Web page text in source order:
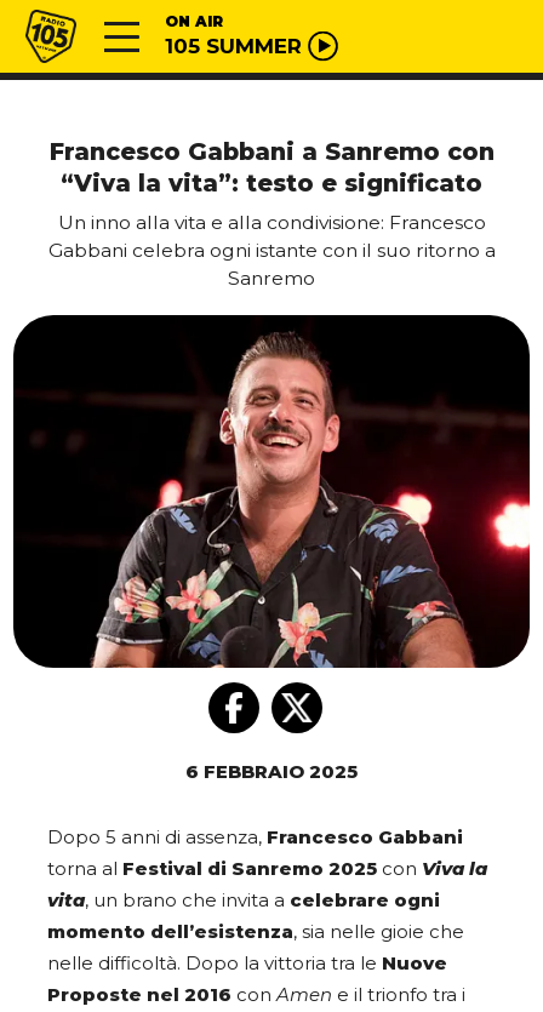
Vai al contenuto
Radio 105 ON AIR
105 SUMMER
Francesco Gabbani a Sanremo con
“Viva la vita”: testo e significato
Un inno alla vita e alla condivisione: Francesco
Gabbani celebra ogni istante con il suo ritorno a
Sanremo
6 FEBBRAIO 2025
Dopo 5 anni di assenza, Francesco Gabbani
torna al Festival di Sanremo 2025 con Viva la
vita, un brano che invita a celebrare ogni
momento dell’esistenza, sia nelle gioie che
nelle difficoltà. Dopo la vittoria tra le Nuove
Proposte nel 2016 conAmen e il trionfo tra i